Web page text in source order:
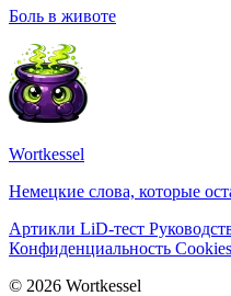
Боль в животе
Wortkessel
Немецкие слова, которые
Артикли LiD-тест
Конфиденциальность Cookies
© 2026 Wortkessel